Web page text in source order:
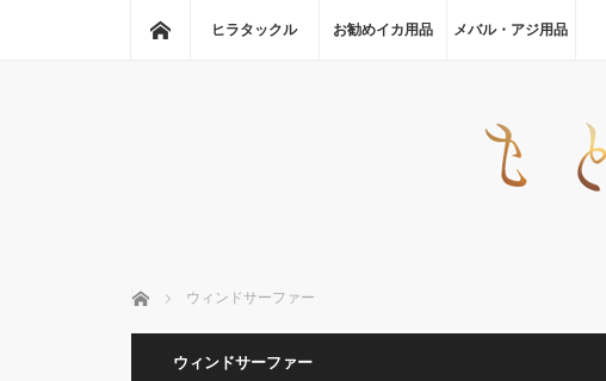
ホーム
ヒラタックル お勧めイカ用品 メバル・アジ用品
ホーム ウィンドサーファー
ウィンドサーファー